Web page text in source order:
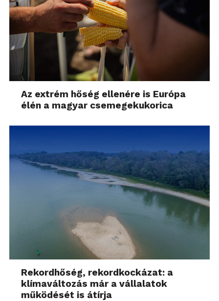
Az extrém hőség ellenére is Európa
élén a magyar csemegekukorica
Rekordhőség, rekordkockázat: a
klímaváltozás már a vállalatok
működését is átírja